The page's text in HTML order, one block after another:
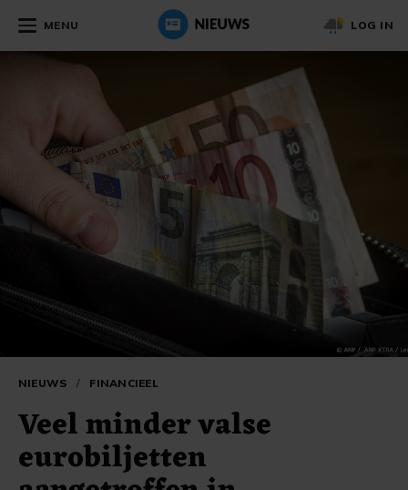
MENU LOG IN
NIEUWS / FINANCIEEL
Veel minder valse
eurobiljetten